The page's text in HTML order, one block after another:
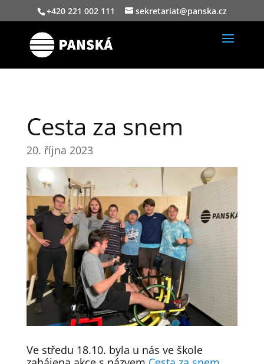
+420 221 002 111 sekretariat@panska.cz
Cesta za snem
20. října 2023
Ve středu 18.10. byla u nás ve škole